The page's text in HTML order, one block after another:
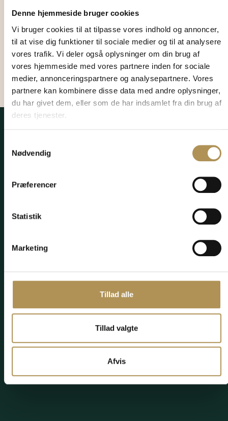
Denne hjemmeside bruger cookies
Vi bruger cookies til at tilpasse vores indhold og annoncer,
til at vise dig funktioner til sociale medier og til at analysere
vores trafik. Vi deler også oplysninger om din brug af
vores hjemmeside med vores partnere inden for sociale
medier, annonceringspartnere og analysepartnere. Vores
partnere kan kombinere disse data med andre oplysninger,
du har givet dem, eller som de har indsamlet fra din brug af
deres tjenester.
Nødvendig
Præferencer
Statistik
Marketing
Tillad alle
Tillad valgte
Afvis
Windsurfing kan være en
krævende sport, og det
anbefales altid at have det
rette udstyr og kendskab til
sikkerhed på havet.
på. Kombinationen af frisk
bølgerne under boardet giver
en unik oplevelse for alle, der
elsker vand, natur og aktiv
ferie.